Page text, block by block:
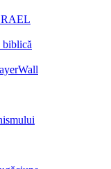
biblică